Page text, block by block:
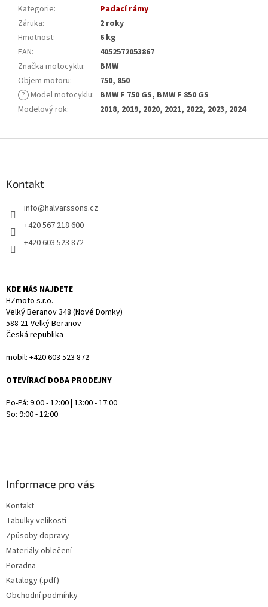
Kategorie:
Padací rámy
Záruka:
2 roky
Hmotnost:
6 kg
EAN:
4052572053867
Značka motocyklu:
BMW
Objem motoru:
750, 850
? Model motocyklu: BMW F 750 GS, BMW F 850 GS
Modelový rok: 2018, 2019, 2020, 2021, 2022, 2023, 2024
Kontakt
info@halvarssons.cz
+420 567 218 600
+420 603 523 872
KDE NÁS NAJDETE
HZmoto s.r.o.
Velký Beranov 348 (Nové Domky)
588 21 Velký Beranov
Česká republika
mobil: +420 603 523 872
OTEVÍRACÍ DOBA PRODEJNY
Po-Pá: 9:00 - 12:00 | 13:00 - 17:00
So: 9:00 - 12:00
Informace pro vás
Kontakt
Tabulky velikostí
Způsoby dopravy
Materiály oblečení
Poradna
Katalogy (.pdf)
Obchodní podmínky